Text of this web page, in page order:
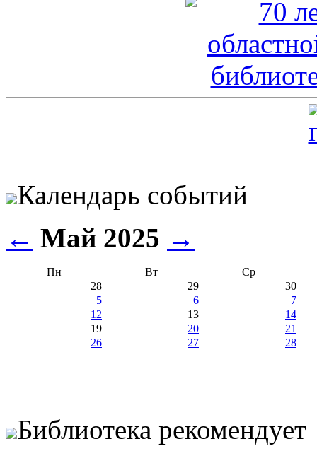
Календарь событий
← Май 2025 →
Пн Вт
Ср
28
29
30
5
6
7
12
13
14
19
20
21
26
27 28
Библиотека рекомендует